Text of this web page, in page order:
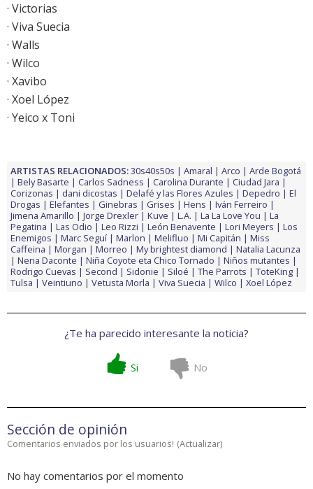
· Victorias
· Viva Suecia
· Walls
· Wilco
· Xavibo
· Xoel López
· Yeico x Toni
ARTISTAS RELACIONADOS:30s40s50s Amaral Arco
Arde Bogotá
Bely Basarte
Carlos Sadness Carolina Durante
Ciudad Jara
Corizonas
dani dicostas Delafé y las Flores Azules Depedro
El
Drogas
Elefantes Ginebras Grises Hens
Iván Ferreiro
Jimena Amarillo
Jorge Drexler Kuve L.A. La La Love You
La
Pegatina
Las Odio Leo Rizzi León Benavente Lori Meyers
Los
Enemigos
Marc Seguí Marlon Melifluo Mi Capitán
Miss
Caffeina
Morgan Morreo My brightest diamond
Natalia Lacunza
Nena Daconte
Niña Coyote eta Chico Tornado
Niños mutantes
Rodrigo Cuevas
Second Sidonie Siloé The Parrots
ToteKing
Tulsa
Veintiuno Vetusta Morla Viva Suecia Wilco Xoel López
¿Te ha parecido interesante la noticia?
Si No
Sección de opinión
Comentarios enviados por los usuarios! (Actualizar)
No hay comentarios por el momento